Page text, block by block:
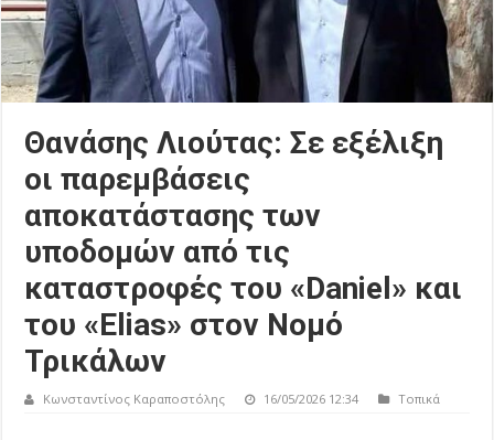
Θανάσης Λιούτας: Σε εξέλιξη
οι παρεμβάσεις
αποκατάστασης των
υποδομών από τις
καταστροφές του «Daniel» και
του «Elias» στον Νομό
Τρικάλων
Κωνσταντίνος Καραποστόλης 16/05/2026 12:34 Τοπικά